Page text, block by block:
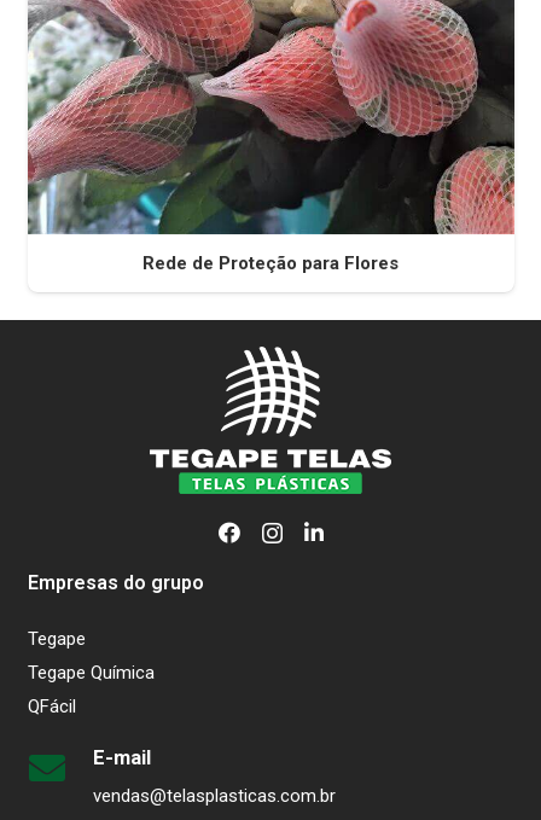
Rede de Proteção para Flores
Empresas do grupo
Tegape
Tegape Química
QFácil
E-mail
vendas@telasplasticas.com.br